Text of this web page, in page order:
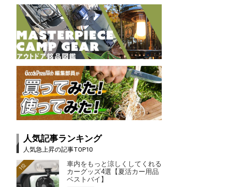
人気記事ランキング
人気急上昇の記事TOP10
車内をもっと涼しくしてくれる
カーグッズ4選【夏活カー用品
ベストバイ】
1位